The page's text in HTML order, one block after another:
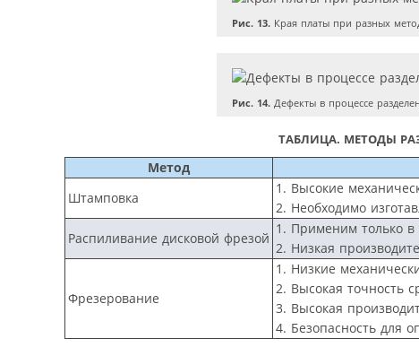
Рис. 13. Края платы при разных
Рис. 14. Дефекты в процессе
ТАБЛИЦА. МЕТОДЫ
Метод
Штамповка
1. Высокие
2. Необходимо
Распиливание дисковой фрезой
1. Применим только
2. Низкая
Фрезерование
1. Низкие
2. Высокая точность
3. Высокая
4. Безопасность для